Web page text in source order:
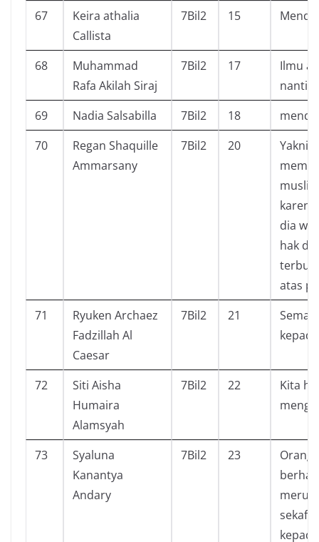
67
Keira athalia
Callista
7Bil2 15
68
Muhammad
Rafa Akilah Siraj
7Bil2 17
Ilmu
nanti
69
Nadia Salsabilla 7Bil2 18
70
Regan Shaquille
Ammarsany
7Bil2 20
Yakni
dia
hak
atas
71
Ryuken Archaez
Fadzillah Al
Caesar
7Bil2 21
72
Siti Aisha
Humaira
Alamsyah
7Bil2 22
Kita
73
Syaluna
Kanantya
Andary
7Bil2 23
Orang